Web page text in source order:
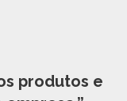
produtos e